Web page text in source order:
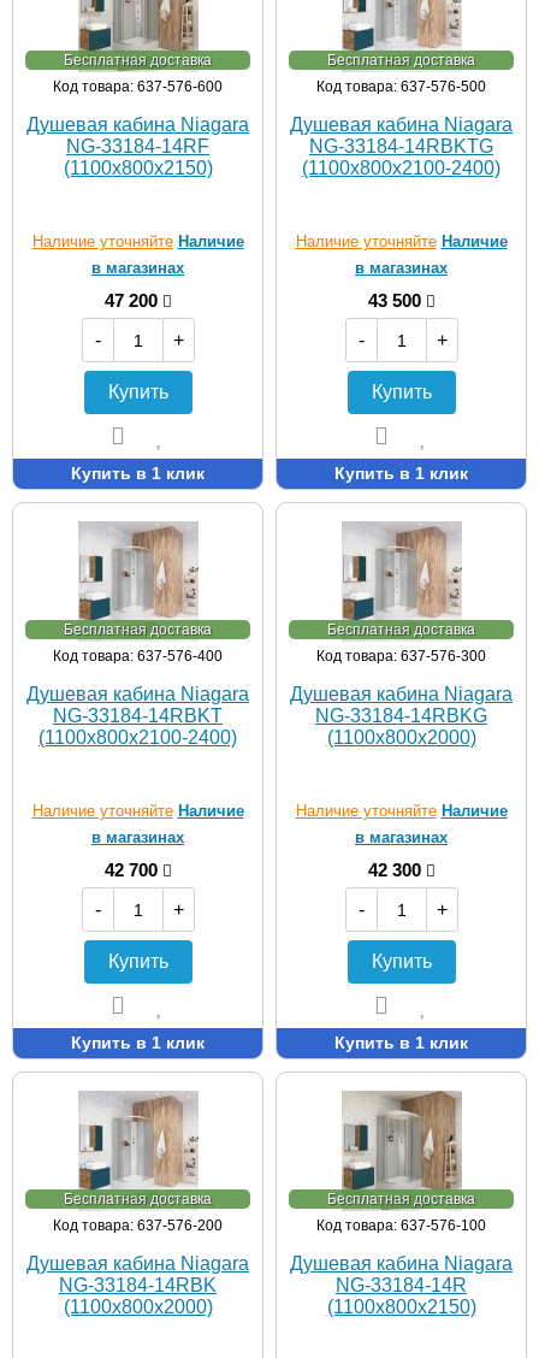
Бесплатная доставка
Код товара: 637-576-600
Душевая кабина Niagara
NG-33184-14RF
(1100х800х2150)
Наличие уточняйте Наличие
в магазинах
47 200
-
+
Купить
Купить в 1 клик
Бесплатная доставка
Код товара: 637-576-500
Душевая кабина Niagara
NG-33184-14RBKTG
(1100х800х2100-2400)
Наличие уточняйте Наличие
в магазинах
43 500
-
+
Купить
Купить в 1 клик
Бесплатная доставка
Код товара: 637-576-400
Душевая кабина Niagara
NG-33184-14RBKT
(1100х800х2100-2400)
Наличие уточняйте Наличие
в магазинах
42 700
-
+
Купить
Купить в 1 клик
Бесплатная доставка
Код товара: 637-576-300
Душевая кабина Niagara
NG-33184-14RBKG
(1100х800х2000)
Наличие уточняйте Наличие
в магазинах
42 300
-
+
Купить
Купить в 1 клик
Бесплатная доставка
Код товара: 637-576-200
Душевая кабина Niagara
NG-33184-14RBK
(1100х800х2000)
Бесплатная доставка
Код товара: 637-576-100
Душевая кабина Niagara
NG-33184-14R
(1100х800х2150)